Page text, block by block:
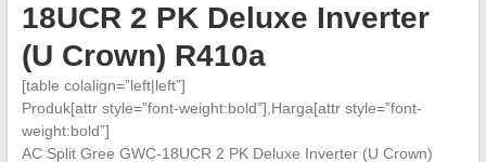
18UCR 2 PK Deluxe Inverter
(U Crown) R410a
[table colalign=”left|left”]
Produk[attr style=”font-weight:bold”],Harga[attr style=”font-
weight:bold”]
AC Split Gree GWC-18UCR 2 PK Deluxe Inverter (U Crown)